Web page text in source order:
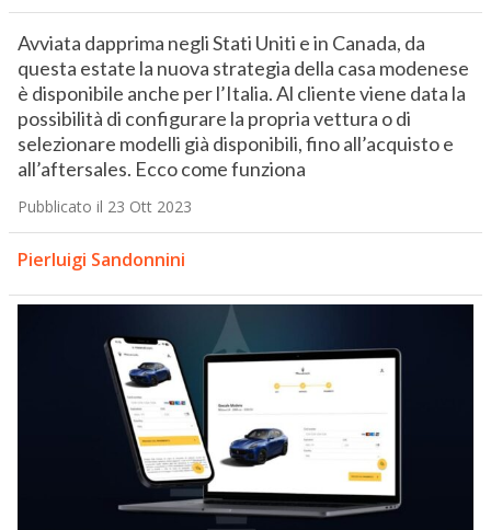
Avviata dapprima negli Stati Uniti e in Canada, da
questa estate la nuova strategia della casa modenese
è disponibile anche per l’Italia. Al cliente viene data la
possibilità di configurare la propria vettura o di
selezionare modelli già disponibili, fino all’acquisto e
all’aftersales. Ecco come funziona
Pubblicato il 23 Ott 2023
Pierluigi Sandonnini